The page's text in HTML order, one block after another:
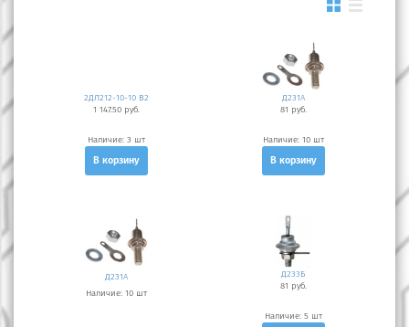
2ДЛ212-10-10 В2
1 147.50 руб.
Наличие: 3 шт
В корзину
Д231А
81 руб.
Наличие: 10 шт
В корзину
Д231А
Наличие: 10 шт
Д233Б
81 руб.
Наличие: 5 шт